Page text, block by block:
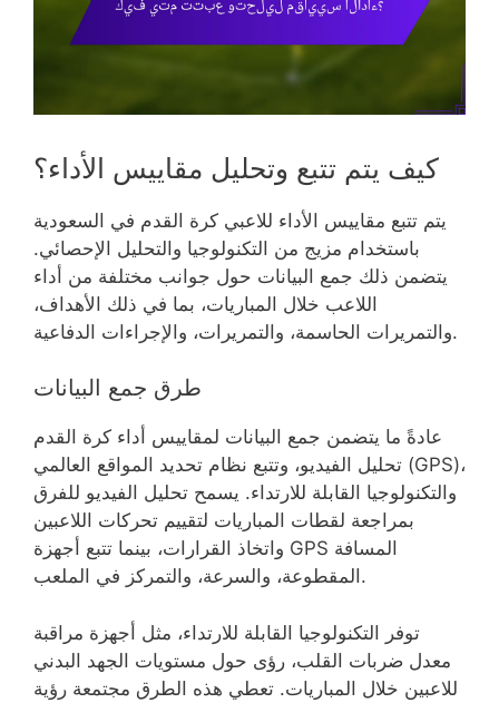
كيف يتم تتبع وتحليل مقاييس الأداء؟
يتم تتبع مقاييس الأداء للاعبي كرة القدم في السعودية
باستخدام مزيج من التكنولوجيا والتحليل الإحصائي.
يتضمن ذلك جمع البيانات حول جوانب مختلفة من أداء
اللاعب خلال المباريات، بما في ذلك الأهداف،
والتمريرات الحاسمة، والتمريرات، والإجراءات الدفاعية.
طرق جمع البيانات
عادةً ما يتضمن جمع البيانات لمقاييس أداء كرة القدم
تحليل الفيديو، وتتبع نظام تحديد المواقع العالمي (GPS)،
والتكنولوجيا القابلة للارتداء. يسمح تحليل الفيديو للفرق
بمراجعة لقطات المباريات لتقييم تحركات اللاعبين
واتخاذ القرارات، بينما تتبع أجهزة GPS المسافة
المقطوعة، والسرعة، والتمركز في الملعب.
توفر التكنولوجيا القابلة للارتداء، مثل أجهزة مراقبة
معدل ضربات القلب، رؤى حول مستويات الجهد البدني
للاعبين خلال المباريات. تعطي هذه الطرق مجتمعة رؤية